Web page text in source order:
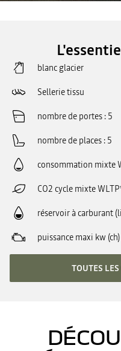
blanc glacier
Sellerie tissu
nombre de portes 5
nombre de places 5
consommation mixte
CO2 cycle mixte
réservoir à carburant
puissance maxi kw (ch)
TOUTES